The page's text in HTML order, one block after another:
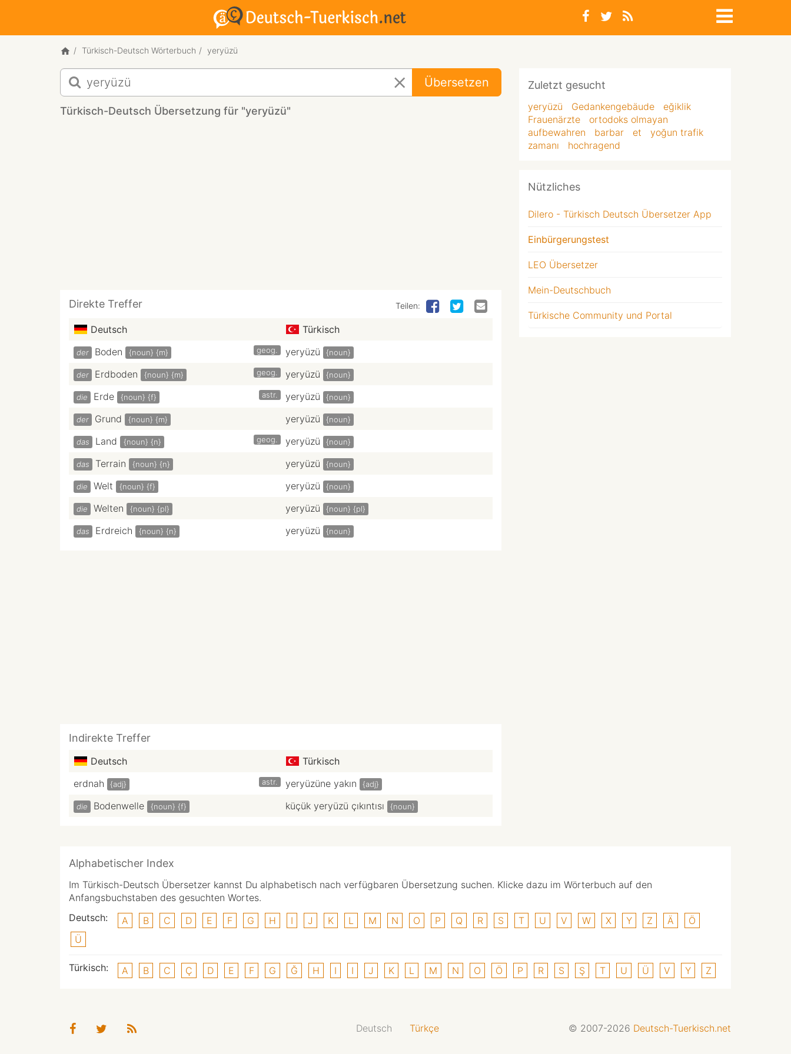
Türkisch-Deutsch Wörterbuch yeryüzü
Türkisch-
Deutsch
Übersetzung
für
Übersetzen
Türkisch-Deutsch Übersetzung für "yeryüzü"
Direkte Treffer Teilen:
Deutsch Türkisch
der Boden {noun} {m} geog. yeryüzü {noun}
der Erdboden {noun} {m} geog. yeryüzü {noun}
die Erde {noun} {f} astr. yeryüzü {noun}
der Grund {noun} {m} yeryüzü {noun}
das Land {noun} {n} geog. yeryüzü {noun}
das Terrain {noun} {n} yeryüzü {noun}
die Welt {noun} {f} yeryüzü {noun}
die Welten {noun} {pl} yeryüzü {noun} {pl}
das Erdreich {noun} {n} yeryüzü {noun}
Indirekte Treffer
Deutsch
Türkisch
erdnah
{adj} astr. yeryüzüne yakın {adj}
die Bodenwelle {noun} {f} küçük yeryüzü çıkıntısı {noun}
Zuletzt gesucht
yeryüzü Gedankengebäude
eğiklik
Frauenärzte
ortodoks olmayan
aufbewahren
barbar et
yoğun trafik
zamanı
hochragend
Nützliches
Dilero - Türkisch Deutsch Übersetzer App
Einbürgerungstest
LEO Übersetzer
Mein-Deutschbuch
Türkische Community und Portal
Alphabetischer Index
Im Türkisch-Deutsch Übersetzer kannst Du alphabetisch nach verfügbaren Übersetzung suchen. Klicke dazu im Wörterbuch auf den
Anfangsbuchstaben des gesuchten Wortes.
Deutsch:
A B C D E F G H I J K L M N O P Q R S T U V W X Y Z Ä
Ö
Ü
Türkisch: A B C Ç D E F G Ğ H I I J K L M N O Ö P R S Ş T U Ü V Y Z
Deutsch Türkçe © 2007-2026 Deutsch-Tuerkisch.net